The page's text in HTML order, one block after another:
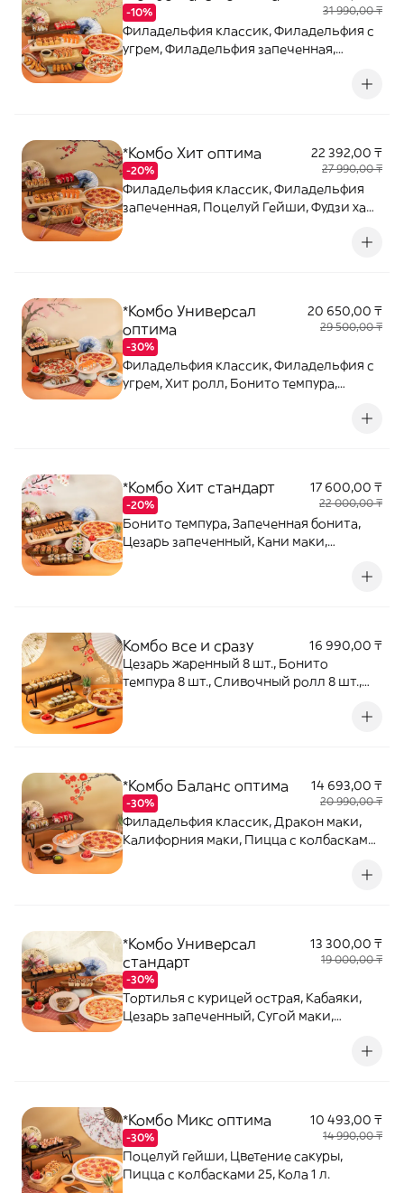
-10% 31 990,00 ₸
Филадельфия классик, Филадельфия с
угрем, Филадельфия запеченная,
*Комбо Хит оптима
-20%
22 392,00 ₸
27 990,00 ₸
Филадельфия классик, Филадельфия
запеченная, Поцелуй Гейши, Фудзи хай,
*Комбо Универсал
оптима
-30%
20 650,00 ₸
29 500,00 ₸
Филадельфия классик, Филадельфия с
угрем, Хит ролл, Бонито темпура,
*Комбо Хит стандарт
-20%
17 600,00 ₸
22 000,00 ₸
Бонито темпура, Запеченная бонита,
Цезарь запеченный, Кани маки,
Гейши, Фудзи хай, Калифорния с
крабом, Пицца Курица с грибами,
Пицца с колбасками 25
Комбо все и сразу
16 990,00 ₸
Цезарь жаренный 8 шт., Бонито
темпура 8 шт., Сливочный ролл 8 шт.,
*Комбо Баланс оптима
-30%
14 693,00 ₸
20 990,00 ₸
Филадельфия классик, Дракон маки,
Калифорния маки, Пицца с колбасками
*Комбо Универсал
стандарт
-30%
13 300,00 ₸
19 000,00 ₸
Тортилья с курицей острая, Кабаяки,
Цезарь запеченный, Сугой маки,
*Комбо Микс оптима
-30%
10 493,00 ₸
14 990,00 ₸
Поцелуй гейши, Цветение сакуры,
Пицца с колбасками 25, Кола 1 л.